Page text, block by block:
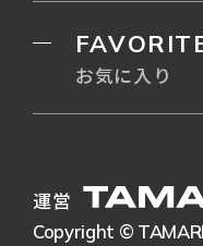
お気に入り
運営
Copyright ©